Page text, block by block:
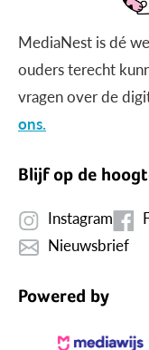
MediaNest is dé
ouders terecht
vragen over de
ons.
Blijf op de
Instagram
Nieuwsbrief
Powered by